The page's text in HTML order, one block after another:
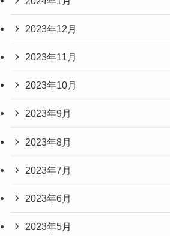
2023年12月
2023年11月
2023年10月
2023年9月
2023年8月
2023年7月
2023年6月
2023年5月